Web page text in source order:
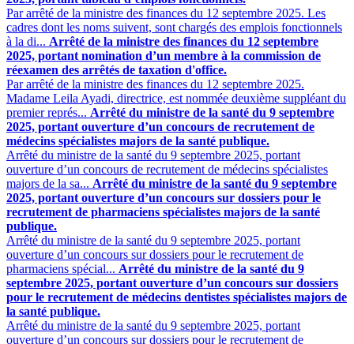
Par arrêté de la ministre des finances du 12 septembre 2025. Les
cadres dont les noms suivent, sont chargés des emplois fonctionnels
à la di... Arrêté de la ministre des finances du 12 septembre
2025, portant nomination d’un membre à la commission de
réexamen des arrêtés de taxation d'office.
Par arrêté de la ministre des finances du 12 septembre 2025.
Madame Leila Ayadi, directrice, est nommée deuxième suppléant du
premier représ... Arrêté du ministre de la santé du 9 septembre
2025, portant ouverture d’un concours de recrutement de
médecins spécialistes majors de la santé publique.
Arrêté du ministre de la santé du 9 septembre 2025, portant
ouverture d’un concours de recrutement de médecins spécialistes
majors de la sa... Arrêté du ministre de la santé du 9 septembre
2025, portant ouverture d’un concours sur dossiers pour le
recrutement de pharmaciens spécialistes majors de la santé
publique.
Arrêté du ministre de la santé du 9 septembre 2025, portant
ouverture d’un concours sur dossiers pour le recrutement de
pharmaciens spécial... Arrêté du ministre de la santé du 9
septembre 2025, portant ouverture d’un concours sur dossiers
pour le recrutement de médecins dentistes spécialistes majors de
la santé publique.
Arrêté du ministre de la santé du 9 septembre 2025, portant
ouverture d’un concours sur dossiers pour le recrutement de